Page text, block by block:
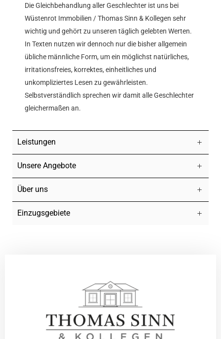
Die Gleichbehandlung aller Geschlechter ist uns bei
Wüstenrot Immobilien / Thomas Sinn & Kollegen sehr
wichtig und gehört zu unseren täglich gelebten Werten.
In Texten nutzen wir dennoch nur die bisher allgemein
übliche männliche Form, um ein möglichst natürliches,
irritationsfreies, korrektes, einheitliches und
unkompliziertes Lesen zu gewährleisten.
Selbstverständlich sprechen wir damit alle Geschlechter
gleichermaßen an.
Leistungen
Unsere Angebote
Über uns
Einzugsgebiete